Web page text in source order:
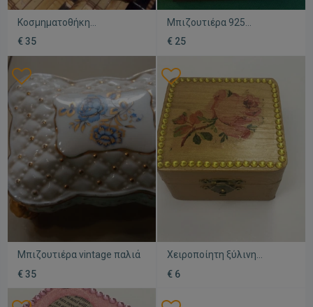
Κοσμηματοθήκη
μεταχειρισμένη καφετί με
φυτικό διάκοσμο
€ 35
Μπιζουτιέρα 925
αχρησιμοποίητη,
διαστάσεις 20x15
€ 25
Μπιζουτιέρα vintage παλιά
€ 35
Χειροποίητη ξύλινη
€ 6